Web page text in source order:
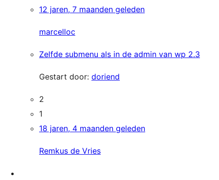
12 jaren, 7 maanden geleden
marcelloc
Zelfde submenu als in de admin van wp 2.3
Gestart door: doriend
2
1
18 jaren, 4 maanden geleden
Remkus de Vries